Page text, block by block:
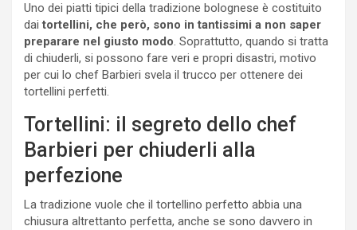
Uno dei piatti tipici della tradizione bolognese è costituito
dai tortellini, che però, sono in tantissimi a non saper
preparare nel giusto modo. Soprattutto, quando si tratta
di chiuderli, si possono fare veri e propri disastri, motivo
per cui lo chef Barbieri svela il trucco per ottenere dei
tortellini perfetti.
Tortellini: il segreto dello chef
Barbieri per chiuderli alla
perfezione
La tradizione vuole che il tortellino perfetto abbia una
chiusura altrettanto perfetta, anche se sono davvero in